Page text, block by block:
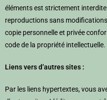
éléments est strictement
reproductions sans
copie personnelle et privée
code de la propriété intellectuelle.
Liens vers d’autres sites :
Par les liens hypertextes, vous